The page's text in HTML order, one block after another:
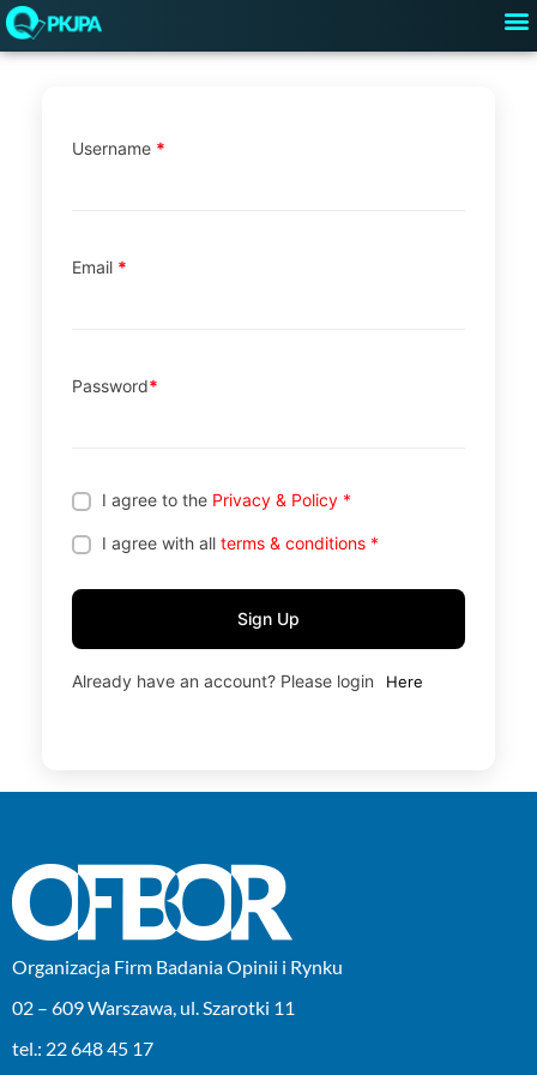
Przejdź
doRegistration
Username *
Email *
Password*
I agree to the Privacy & Policy *
I agree with all terms & conditions *
Sign Up
Already have an account? Please login Here
Organizacja Firm Badania Opinii i Rynku
02 – 609 Warszawa, ul. Szarotki 11
tel.: 22 648 45 17